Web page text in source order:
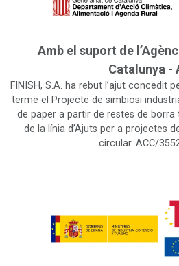
Amb el suport de
Catalunya -
FINISH, S.A. ha rebut l’ajut concedit
terme el Projecte de simbiosi
de paper a partir de restes de borra
de la línia d’Ajuts per a projectes
circular. ACC/